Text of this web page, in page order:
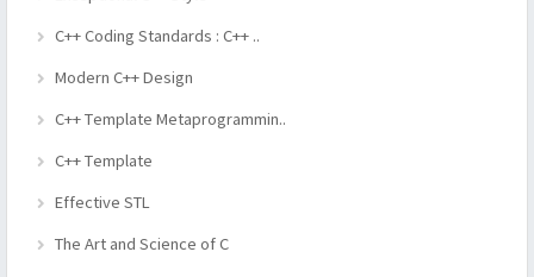
C++ Coding Standards : C++ ..
Modern C++ Design
C++ Template Metaprogrammin..
C++ Template
Effective STL
The Art and Science of C